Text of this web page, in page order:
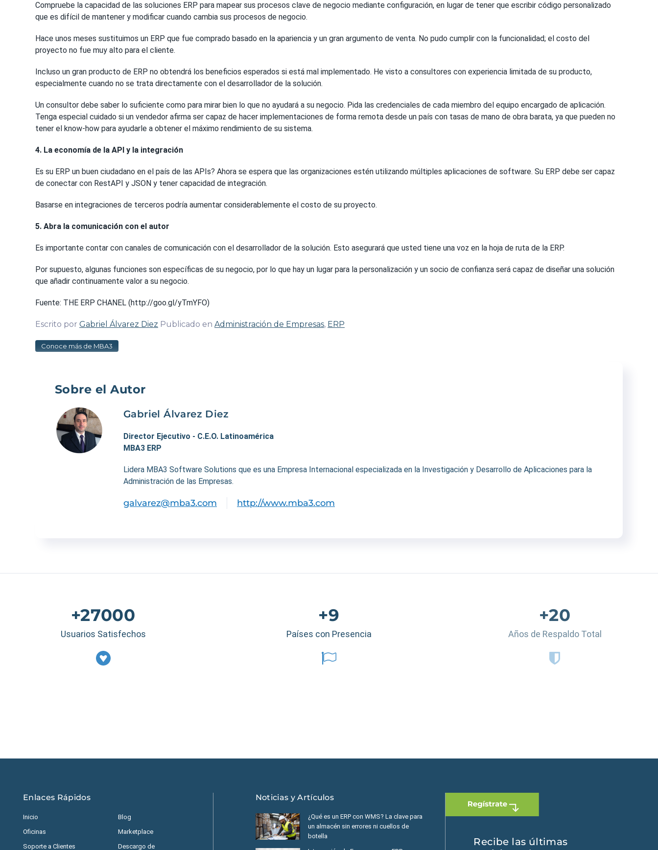
Compruebe la capacidad de las soluciones ERP para mapear sus procesos clave de negocio mediante configuración, en lugar de tener que escribir código personalizado
que es difícil de mantener y modificar cuando cambia sus procesos de negocio.
Hace unos meses sustituimos un ERP que fue comprado basado en la apariencia y un gran argumento de venta. No pudo cumplir con la funcionalidad; el costo del
proyecto no fue muy alto para el cliente.
Incluso un gran producto de ERP no obtendrá los beneficios esperados si está mal implementado. He visto a consultores con experiencia limitada de su producto,
especialmente cuando no se trata directamente con el desarrollador de la solución.
Un consultor debe saber lo suficiente como para mirar bien lo que no ayudará a su negocio. Pida las credenciales de cada miembro del equipo encargado de aplicación.
Tenga especial cuidado si un vendedor afirma ser capaz de hacer implementaciones de forma remota desde un país con tasas de mano de obra barata, ya que pueden no
tener el know-how para ayudarle a obtener el máximo rendimiento de su sistema.
4. La economía de la API y la integración
Es su ERP un buen ciudadano en el país de las APIs? Ahora se espera que las organizaciones estén utilizando múltiples aplicaciones de software. Su ERP debe ser capaz
de conectar con RestAPI y JSON y tener capacidad de integración.
Basarse en integraciones de terceros podría aumentar considerablemente el costo de su proyecto.
5. Abra la comunicación con el autor
Es importante contar con canales de comunicación con el desarrollador de la solución. Esto asegurará que usted tiene una voz en la hoja de ruta de la ERP.
Por supuesto, algunas funciones son específicas de su negocio, por lo que hay un lugar para la personalización y un socio de confianza será capaz de diseñar una solución
que añadir continuamente valor a su negocio.
Fuente: THE ERP CHANEL (http://goo.gl/yTmYFO)
Escrito por Gabriel Álvarez Diez Publicado en Administración de Empresas, ERP
Conoce más de MBA3
Sobre el Autor
Gabriel Álvarez Diez
Director Ejecutivo - C.E.O. Latinoamérica
MBA3 ERP
Lidera MBA3 Software Solutions que es una Empresa Internacional especializada en la Investigación y Desarrollo de Aplicaciones para la
Administración de las Empresas.
galvarez@mba3.com http://www.mba3.com
+27000
Usuarios Satisfechos
+9
Países con Presencia
+20
Años de Respaldo Total
Enlaces Rápidos
Inicio
Oficinas
Soporte a Clientes
Blog
Marketplace
Descargo de
Noticias y Artículos
¿Qué es un ERP con WMS? La clave para
un almacén sin errores ni cuellos de
botella
Recibe las últimas